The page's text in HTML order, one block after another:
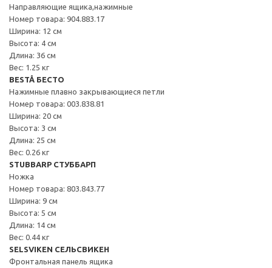
Направляющие ящика,нажимные
Номер товара: 904.883.17
Ширина: 12 см
Высота: 4 см
Длина: 36 см
Вес: 1.25 кг
BESTÅ БЕСТО
Нажимные плавно закрывающиеся петли
Номер товара: 003.838.81
Ширина: 20 см
Высота: 3 см
Длина: 25 см
Вес: 0.26 кг
STUBBARP СТУББАРП
Ножка
Номер товара: 803.843.77
Ширина: 9 см
Высота: 5 см
Длина: 14 см
Вес: 0.44 кг
SELSVIKEN СЕЛЬСВИКЕН
Фронтальная панель ящика